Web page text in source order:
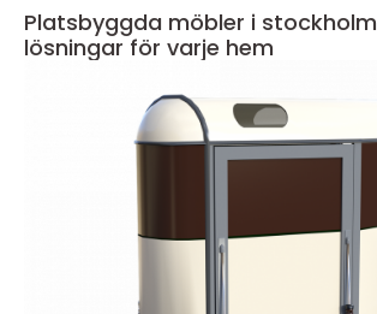
Platsbyggda möbler i stockholm smarta
lösningar för varje hem